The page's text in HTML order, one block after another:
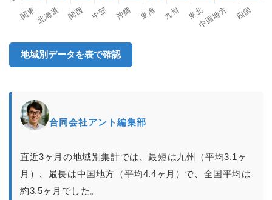
地域別データを表で確認
合同会社アント編集部
直近3ヶ月の地域別集計では、最短は九州（平均3.1ヶ
月）、最長は中国地方（平均4.4ヶ月）で、全国平均は
約3.5ヶ月でした。